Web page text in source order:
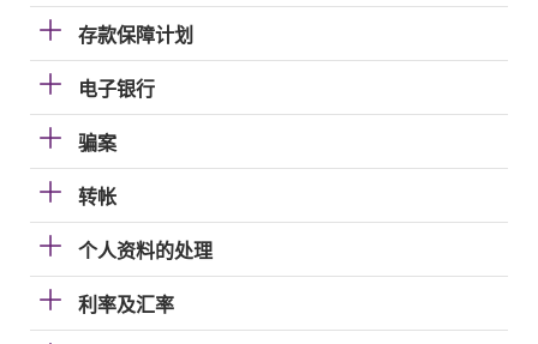
存款保障计划
电子银行
骗案
转帐
个人资料的处理
利率及汇率